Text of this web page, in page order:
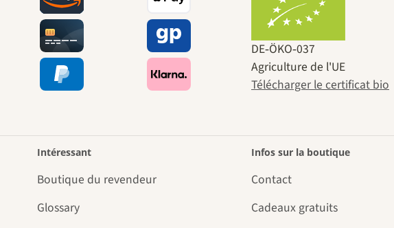
DE‑ÖKO‑037
Agriculture de l'UE
Télécharger le certificat bio
Intéressant
Boutique du revendeur
Glossary
Infos sur la boutique
Contact
Cadeaux gratuits